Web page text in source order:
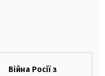
Війна Росії з